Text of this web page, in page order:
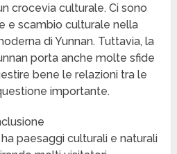
crocevia culturale. Ci sono
e scambio culturale nella
di Yunnan. Tuttavia, la
porta anche molte sfide
bene le relazioni tra le
importante.
paesaggi culturali e naturali